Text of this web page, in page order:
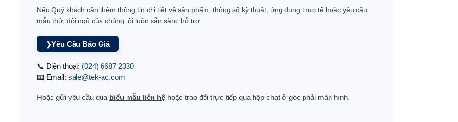
Nếu Quý khách cần thêm thông tin chi tiết về sản phẩm, thông số kỹ thuật, ứng dụng thực tế hoặc yêu cầu
mẫu thử, đội ngũ của chúng tôi luôn sẵn sàng hỗ trợ.
❯Yêu Cầu Báo Giá
📞 Điện thoại: (024) 6687 2330
📧 Email: sale@tek-ac.com
Hoặc gửi yêu cầu qua biểu mẫu liên hệ hoặc trao đổi trực tiếp qua hộp chat ở góc phải màn hình.